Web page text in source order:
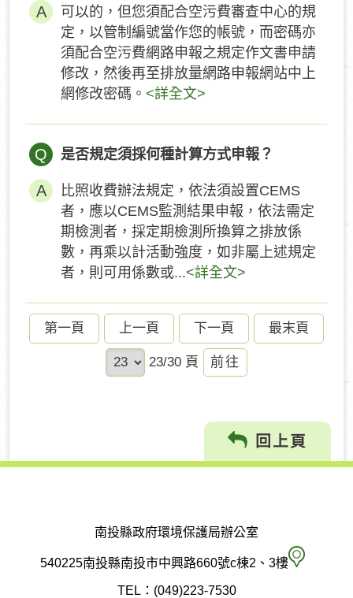
可以的，但您須配合空污費審查中心的規
定，以管制編號當作您的帳號，而密碼亦
須配合空污費網路申報之規定作文書申請
修改，然後再至排放量網路申報網站中上
網修改密碼。 <詳全文>
Q 是否規定須採何種計算方式申報？
比照收費辦法規定，依法須設置CEMS
者，應以CEMS監測結果申報，依法需定
期檢測者，採定期檢測所換算之排放係
數，再乘以計活動強度，如非屬上述規定
者，則可用係數或...<詳全文>
第一頁 上一頁 下一頁 最末頁
23/30 頁
前
往
回上頁
南投縣政府環境保護局辦公室
540225南投縣南投市中興路660號c棟2、3樓 南
TEL：(049)223-7530